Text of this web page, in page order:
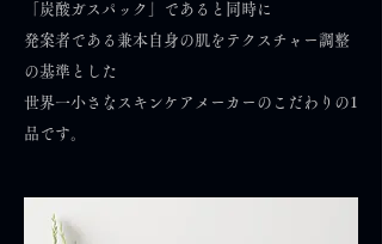
「炭酸ガスパック」であると同時に
発案者である兼本自身の肌をテクスチャー調整
の基準とした
世界一小さなスキンケアメーカーのこだわりの1
品です。